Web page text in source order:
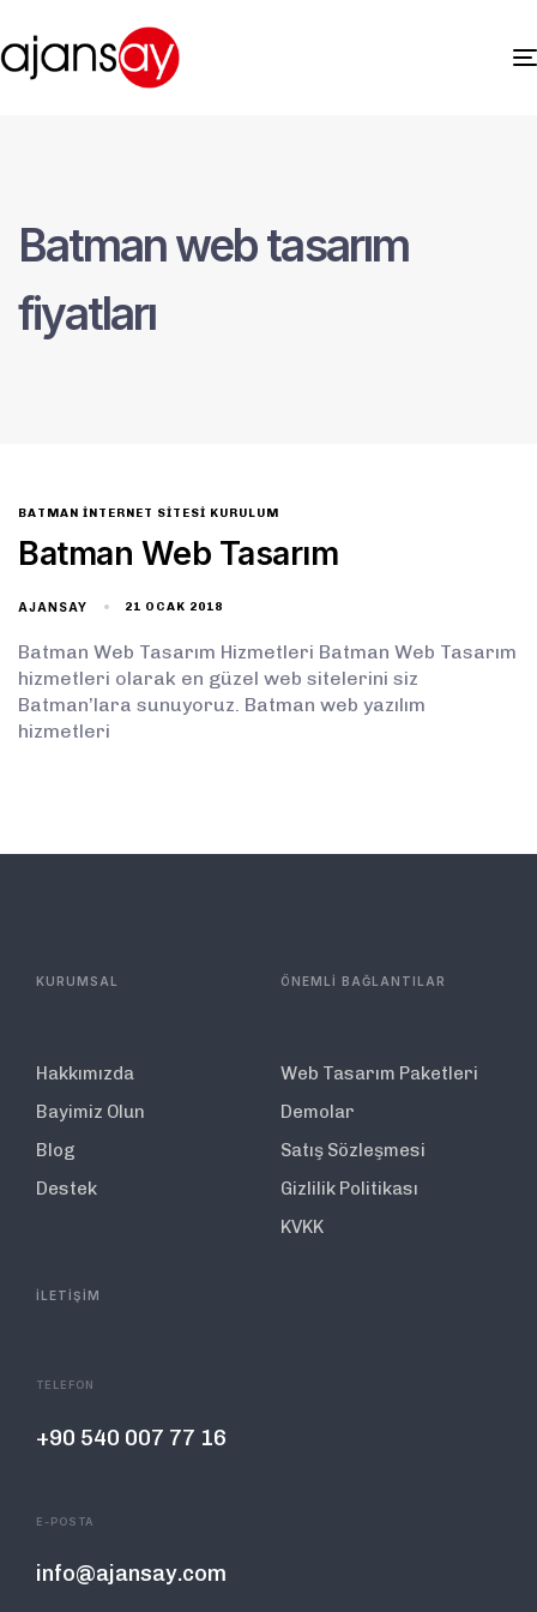
Batman web tasarım
fiyatları
BATMAN İNTERNET SITESI KURULUM
Batman Web Tasarım
AJANSAY 21 OCAK 2018
Batman Web Tasarım Hizmetleri Batman Web Tasarım
hizmetleri olarak en güzel web sitelerini siz
Batman’lara sunuyoruz. Batman web yazılım
hizmetleri
KURUMSAL
Hakkımızda
Bayimiz Olun
Blog
Destek
ÖNEMLİ BAĞLANTILAR
Web Tasarım Paketleri
Demolar
Satış Sözleşmesi
Gizlilik Politikası
KVKK
İLETİŞİM
TELEFON
+90 540 007 77 16
E-POSTA
info@ajansay.com